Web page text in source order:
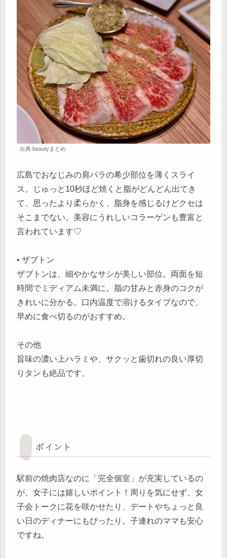
出典:beautyまとめ
広島でおなじみの肩バラの希少部位を薄くスライ
ス。じゅっと10秒ほど焼くと脂がどんどん出てき
て、思ったより柔らかく、脂身を感じるけどクセは
そこまでない。美容にうれしいコラーゲンも豊富と
言われています♡
• ザブトン
ザブトンは、細やかなサシが美しい部位。両面を短
時間でミディアム未満に。脂の甘みと赤身のコクが
きれいに分かる。口内温度で溶けるタイプなので、
早めに食べ切るのがおすすめ。
その他
旨味の濃い上ハラミや、サクッと歯切れの良い厚切
りタンも絶品です。
ポイント
駅前の焼肉店なのに「完全個室」が充実しているの
が、女子には嬉しいポイント！周りを気にせず、女
子会トークに花を咲かせたり、デートやちょっと良
い日のディナーにもぴったり。子連れのママも安心
ですね。